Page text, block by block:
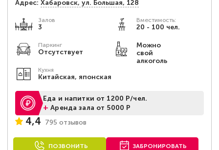
Адрес: Хабаровск, ул. Большая, 128
Залов
3
Вместимость:
20 - 100 чел.
Паркинг
Отсутствует
Можно
свой
алкоголь
Кухня
Китайская, японская
Еда и напитки от 1200 Р/чел.
+Аренда зала от 5000 Р
4,4 795 отзывов
ПОЗВОНИТЬ ЗАБРОНИРОВАТЬ